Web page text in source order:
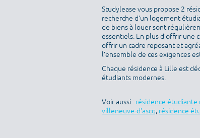
Studylease vous propose 2
recherche d’un logement
de biens à louer sont
essentiels. En plus d’offrir une
offrir un cadre reposant et
l’ensemble de ces exigences
Chaque résidence à Lille est
étudiants modernes.
Voir aussi : résidence étudiante
villeneuve-d'ascq, résidence